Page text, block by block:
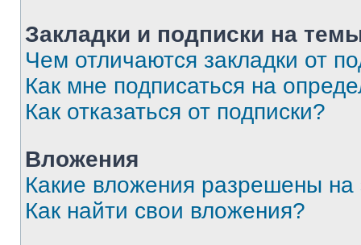
Закладки и подписки на
Чем отличаются закладки от
Как мне подписаться на
Как отказаться от подписки?
Вложения
Какие вложения разрешены
Как найти свои вложения?